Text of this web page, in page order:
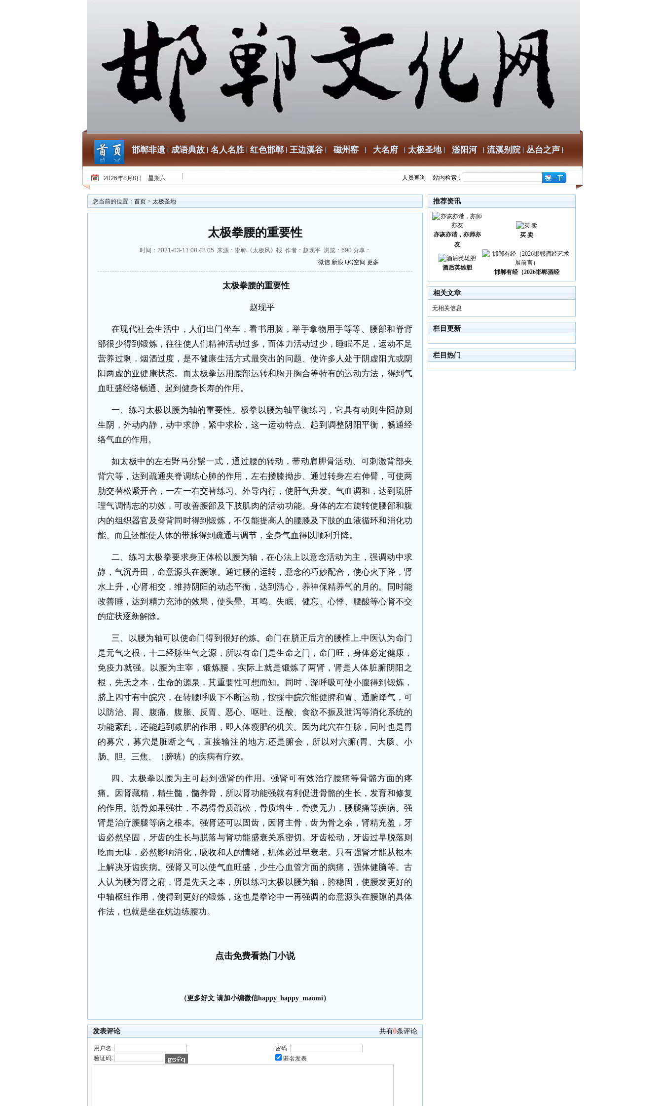
邯郸非遗 成语典故 名人名胜 红色邯郸 王边溪谷 磁州窑 大名府 太极圣地 滏阳河 流溪别院 丛台之声
2026年8月8日 星期六 人员查询 站内检索：
您当前的位置： 首页 > 太极圣地
太极拳腰的重要性
时间：2021-03-11 08:48:05 来源：邯郸《太极风》报 作者：赵现平 浏览： 690 分享：
微信 新浪 QQ空间 更多
太极拳腰的重要性
赵现平
在现代社会生活中，人们出门坐车，看书用脑，举手拿物用手等等、腰部和脊背
部很少得到锻炼，往往使人们精神活动过多，而体力活动过少，睡眠不足，运动不足
营养过剩，烟酒过度，是不健康生活方式最突出的问题、使许多人处于阴虚阳亢或阴
阳两虚的亚健康状态。而太极拳运用腰部运转和胸开胸合等特有的运动方法，得到气
血旺盛经络畅通、起到健身长寿的作用。
一、练习太极以腰为轴的重要性。极拳以腰为轴平衡练习，它具有动则生阳静则
生阴，外动内静，动中求静，紧中求松，这一运动特点、起到调整阴阳平衡，畅通经
络气血的作用。
如太极中的左右野马分鬃一式，通过腰的转动，带动肩胛骨活动、可刺激背部夹
背穴等，达到疏通夹脊调练心肺的作用，左右搂膝拗步、通过转身左右伸臂，可使两
肋交替松紧开合，一左一右交替练习、外导内行，使肝气升发、气血调和，达到琉肝
理气调情志的功效，可改善腰部及下肢肌肉的活动功能。身体的左右旋转使腰部和腹
内的组织器官及脊背同时得到锻炼，不仅能提高人的腰膝及下肢的血液循环和消化功
能、而且还能使人体的带脉得到疏通与调节，全身气血得以顺利升降。
二、练习太极拳要求身正体松以腰为轴，在心法上以意念活动为主，强调动中求
静，气沉丹田，命意源头在腰隙。通过腰的运转，意念的巧妙配合，使心火下降，肾
水上升，心肾相交，维持阴阳的动态平衡，达到清心，养神保精养气的月的。同时能
改善睡，达到精力充沛的效果，使头晕、耳鸣、失眠、健忘、心悸、腰酸等心肾不交
的症状逐新解除。
三、以腰为轴可以使命门得到很好的炼。命门在脐正后方的腰椎上.中医认为命门
是元气之根，十二经脉生气之源，所以有命门是生命之门，命门旺，身体必定健康，
免疫力就强。以腰为主宰，锻炼腰，实际上就是锻炼了两肾，肾是人体脏腑阴阳之
根，先天之本，生命的源泉，其重要性可想而知。同时，深呼吸可使小腹得到锻炼，
脐上四寸有中皖穴，在转腰呼吸下不断运动，按採中皖穴能健脾和胃、通腑降气，可
以防治、胃、腹痛、腹胀、反胃、恶心、呕吐、泛酸、食欲不振及泄泻等消化系统的
功能紊乱，还能起到减肥的作用，即人体瘦肥的机关。因为此穴在任脉，同时也是胃
的募穴，募穴是脏断之气，直接输注的地方.还是腑会，所以对六腑(胃、大肠、小
肠、胆、三焦、（膀晄）的疾病有疗效。
四、太极拳以腰为主可起到强肾的作用。强肾可有效治疗腰痛等骨骼方面的疼
痛。因肾藏精，精生髓，髓养骨，所以肾功能强就有利促进骨骼的生长，发育和修复
的作用。筋骨如果强壮，不易得骨质疏松，骨质增生，骨痿无力，腰腿痛等疾病。强
肾是治疗腰腿等病之根本。强肾还可以固齿，因肾主骨，齿为骨之余，肾精充盈，牙
齿必然坚固，牙齿的生长与脱落与肾功能盛衰关系密切。牙齿松动，牙齿过早脱落则
吃而无味，必然影响消化，吸收和人的情绪，机体必过早衰老。只有强肾才能从根本
上解决牙齿疾病。强肾又可以使气血旺盛，少生心血管方面的病痛，强体健脑等。古
人认为腰为肾之府，肾是先天之本，所以练习太极以腰为轴，胯稳固，使腰发更好的
中轴枢纽作用，使得到更好的锻炼，这也是拳论中一再强调的命意源头在腰隙的具体
作法，也就是坐在炕边练腰功。
点击免费看热门小说
（更多好文 请加小编微信happy_happy_maomi）
发表评论 共有0条评论
用户名:
密码:
验证码:
匿名发表
推荐资讯
亦诙亦谐，亦师亦
友
买 卖
酒后英雄胆
邯郸有经（2026邯郸酒经
相关文章
无相关信息
栏目更新
栏目热门